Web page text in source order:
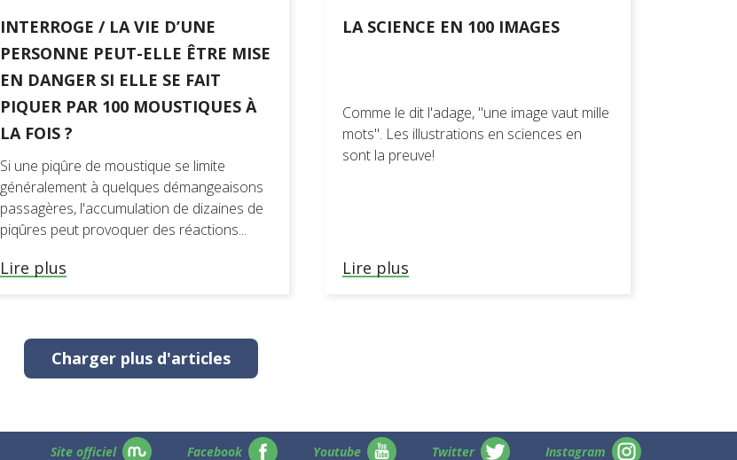
INTERROGE / LA VIE D’UNE
PERSONNE PEUT-ELLE ÊTRE MISE
EN DANGER SI ELLE SE FAIT
PIQUER PAR 100 MOUSTIQUES À
LA FOIS ?
Si une piqûre de moustique se limite
généralement à quelques démangeaisons
passagères, l'accumulation de dizaines de
piqûres peut provoquer des réactions...
Lire plus
LA SCIENCE EN 100 IMAGES
Comme le dit l'adage, "une image vaut mille
mots". Les illustrations en sciences en
sont la preuve!
Lire plus
Charger plus d'articles
Site officiel Facebook Youtube Twitter Instagram